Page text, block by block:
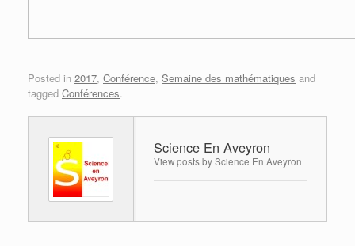
Posted in 2017, Conférence, Semaine des mathématiques and
tagged Conférences.
Science En Aveyron
View posts by Science En Aveyron